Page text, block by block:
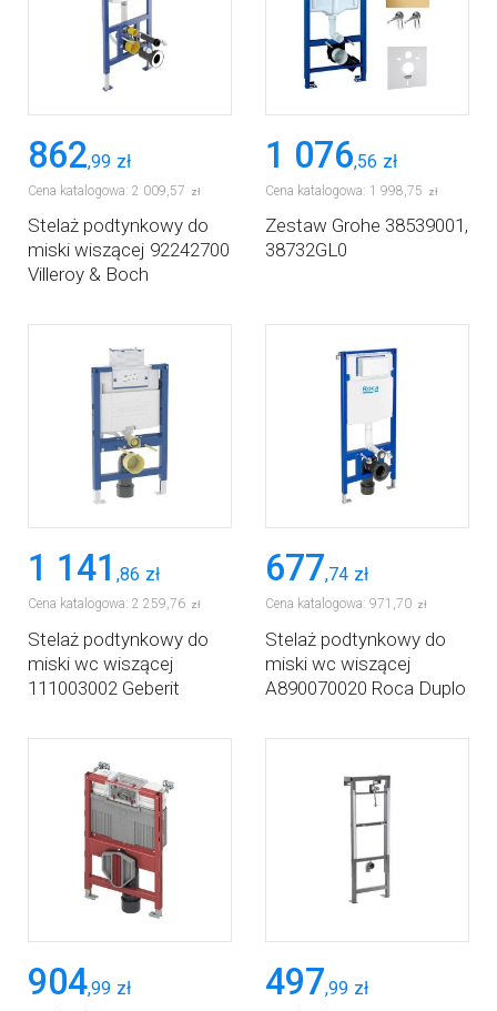
862,99 zł
Cena katalogowa: 2 009 57 zł
Stelaż podtynkowy do
miski wiszącej 92242700
Villeroy & Boch
1 076,56 zł
Cena katalogowa: 1 998 75 zł
Zestaw Grohe 38539001,
38732GL0
1 141 ,86 zł
Cena katalogowa: 2 259,76 zł
Stelaż podtynkowy do
miski wc wiszącej
111003002 Geberit
677,74 zł
Cena katalogowa: 971 ,70 zł
Stelaż podtynkowy do
miski wc wiszącej
A890070020 Roca Duplo
904,99 zł 497,99 zł